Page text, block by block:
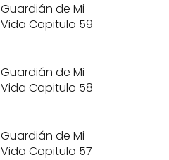
Guardián de Mi
Vida Capitulo 59
Guardián de Mi
Vida Capitulo 58
Guardián de Mi
Vida Capitulo 57